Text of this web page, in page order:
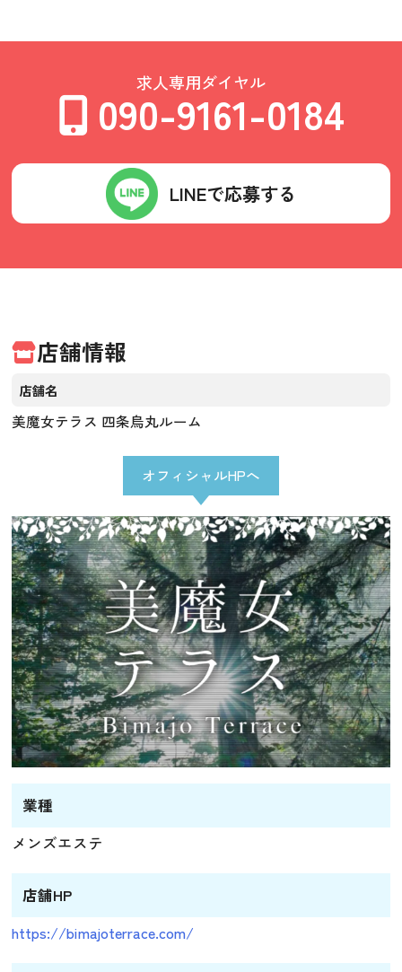
求人専用ダイヤル
090-9161-0184
LINEで応募する
店舗情報
店舗名
美魔女テラス 四条烏丸ルーム
業種
メンズエステ
店舗HP
https://bimajoterrace.com/
オフィシャルHPへ